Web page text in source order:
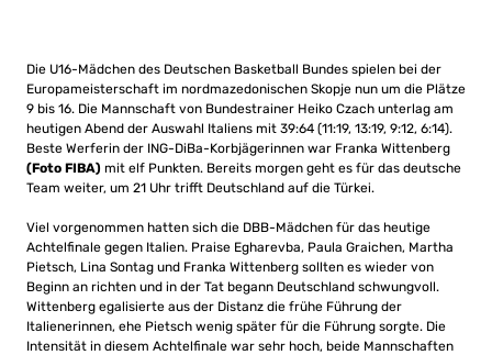
Die U16-Mädchen des Deutschen Basketball Bundes spielen bei der
Europameisterschaft im nordmazedonischen Skopje nun um die Plätze
9 bis 16. Die Mannschaft von Bundestrainer Heiko Czach unterlag am
heutigen Abend der Auswahl Italiens mit 39:64 (11:19, 13:19, 9:12, 6:14).
Beste Werferin der ING-DiBa-Korbjägerinnen war Franka Wittenberg
(Foto FIBA) mit elf Punkten. Bereits morgen geht es für das deutsche
Team weiter, um 21 Uhr trifft Deutschland auf die Türkei.
Viel vorgenommen hatten sich die DBB-Mädchen für das heutige
Achtelfinale gegen Italien. Praise Egharevba, Paula Graichen, Martha
Pietsch, Lina Sontag und Franka Wittenberg sollten es wieder von
Beginn an richten und in der Tat begann Deutschland schwungvoll.
Wittenberg egalisierte aus der Distanz die frühe Führung der
Italienerinnen, ehe Pietsch wenig später für die Führung sorgte. Die
Intensität in diesem Achtelfinale war sehr hoch, beide Mannschaften